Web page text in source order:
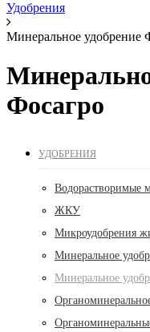
Удобрения
Минеральное удобрение
Фосагро
УДОБРЕНИЯ
Водорастворимые
ЖКУ
Микроудобрения
Минеральное
Минеральное